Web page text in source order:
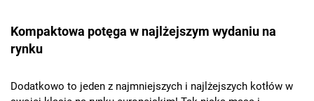
Kompaktowa potęga w najlżejszym wydaniu na
rynku
Dodatkowo to jeden z najmniejszych i najlżejszych kotłów w